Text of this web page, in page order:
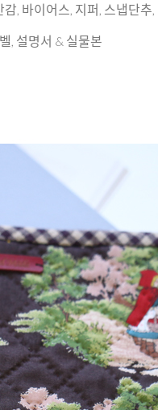
, 바이어스, 지퍼, 스냅단추,
, 설명서 & 실물본